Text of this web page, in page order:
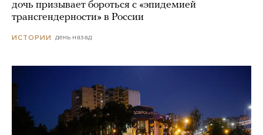
дочь призывает бороться с «эпидемией
трансгендерности» в России
ИСТОРИИ день назад